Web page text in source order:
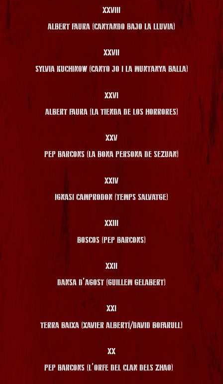
XXVIII
ALBERT FAURA (CANTANDO BAJO LA LLUVIA)
XXVII
SYLVIA KUCHINOW (CANTO JO I LA MUNTANYA BALLA)
XXVI
ALBERT FAURA (LA TIENDA DE LOS HORRORES)
XXV
PEP BARCONS (LA BONA PERSONA DE SEZUAN)
XXIV
IGNASI CAMPRODON (TEMPS SALVATGE)
XXIII
BOSCOS (PEP BARCONS)
XXII
DANSA D’AGOST (GUILLEM GELABERT)
XXI
TERRA BAIXA (XAVIER ALBERTÍ/DAVID BOFARULL)
XX
PEP BARCONS (L’ORFE DEL CLAN DELS ZHAO)